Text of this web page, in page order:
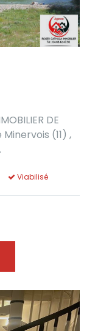
DE
(11) ,
Viabilisé